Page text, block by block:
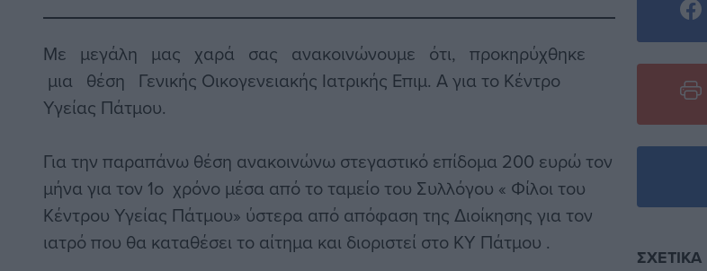
Με μεγάλη μας χαρά σας ανακοινώνουμε ότι, προκηρύχθηκε
μια θέση Γενικής Οικογενειακής Ιατρικής Επιμ. Α για το Κέντρο
Υγείας Πάτμου.
Για την παραπάνω θέση ανακοινώνω στεγαστικό επίδομα 200 ευρώ τον
μήνα για τον 1ο χρόνο μέσα από το ταμείο του Συλλόγου « Φίλοι του
Κέντρου Υγείας Πάτμου» ύστερα από απόφαση της Διοίκησης για τον
ιατρό που θα καταθέσει το αίτημα και διοριστεί στο ΚΥ Πάτμου .
ΣΧΕΤΙΚΆ